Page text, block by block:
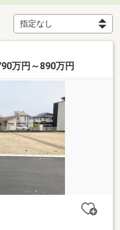
万円～890万円